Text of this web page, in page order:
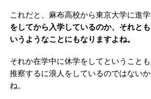
これだと、麻布高校から東京大学に進学
をしてから入学しているのか、それと
いうようなことにもなりますよね。
それか在学中に休学をしてということも
推察するに浪人をしているのではない
ね。